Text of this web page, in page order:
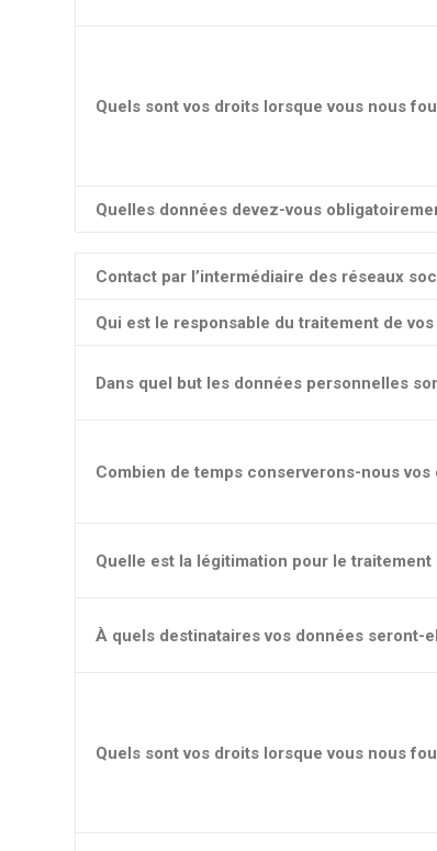
Quels sont vos droits lorsque vous nous
Quelles données devez-vous
Contact par l’intermédiaire des réseaux
Qui est le responsable du traitement de
Dans quel but les données personnelles
Combien de temps conserverons-nous vos
Quelle est la légitimation pour le traitement
À quels destinataires vos données seront-
Quels sont vos droits lorsque vous nous